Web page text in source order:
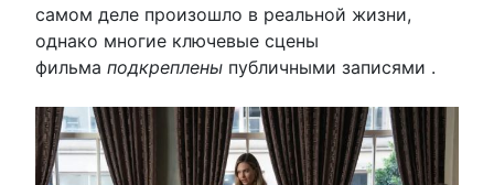
самом деле произошло в реальной жизни,
однако многие ключевые сцены
фильма подкреплены публичными записями .